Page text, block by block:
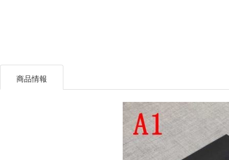
商品情報